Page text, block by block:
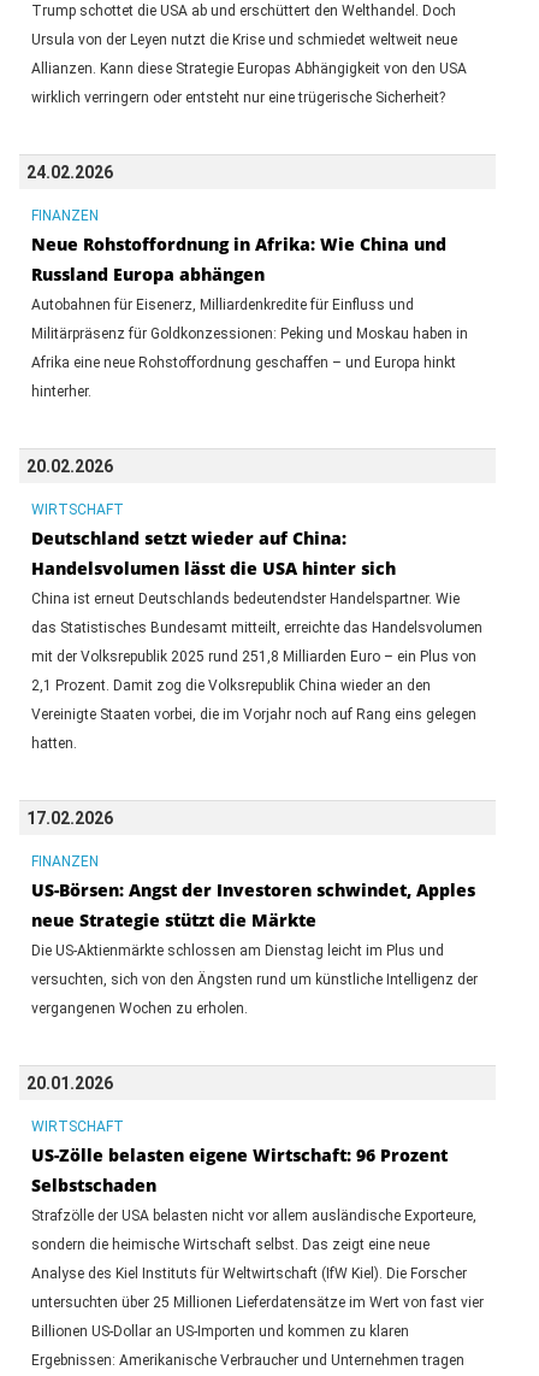
Trump schottet die USA ab und erschüttert den Welthandel. Doch
Ursula von der Leyen nutzt die Krise und schmiedet weltweit neue
Allianzen. Kann diese Strategie Europas Abhängigkeit von den USA
wirklich verringern oder entsteht nur eine trügerische Sicherheit?
24.02.2026
FINANZEN
Neue Rohstoffordnung in Afrika: Wie China und
Russland Europa abhängen
Autobahnen für Eisenerz, Milliardenkredite für Einfluss und
Militärpräsenz für Goldkonzessionen: Peking und Moskau haben in
Afrika eine neue Rohstoffordnung geschaffen – und Europa hinkt
hinterher.
20.02.2026
WIRTSCHAFT
Deutschland setzt wieder auf China:
Handelsvolumen lässt die USA hinter sich
China ist erneut Deutschlands bedeutendster Handelspartner. Wie
das Statistisches Bundesamt mitteilt, erreichte das Handelsvolumen
mit der Volksrepublik 2025 rund 251,8 Milliarden Euro – ein Plus von
2,1 Prozent. Damit zog die Volksrepublik China wieder an den
Vereinigte Staaten vorbei, die im Vorjahr noch auf Rang eins gelegen
hatten.
17.02.2026
FINANZEN
US-Börsen: Angst der Investoren schwindet, Apples
neue Strategie stützt die Märkte
Die US-Aktienmärkte schlossen am Dienstag leicht im Plus und
versuchten, sich von den Ängsten rund um künstliche Intelligenz der
vergangenen Wochen zu erholen.
20.01.2026
WIRTSCHAFT
US-Zölle belasten eigene Wirtschaft: 96 Prozent
Selbstschaden
Strafzölle der USA belasten nicht vor allem ausländische Exporteure,
sondern die heimische Wirtschaft selbst. Das zeigt eine neue
Analyse des Kiel Instituts für Weltwirtschaft (IfW Kiel). Die Forscher
untersuchten über 25 Millionen Lieferdatensätze im Wert von fast vier
Billionen US-Dollar an US-Importen und kommen zu klaren
Ergebnissen: Amerikanische Verbraucher und Unternehmen tragen